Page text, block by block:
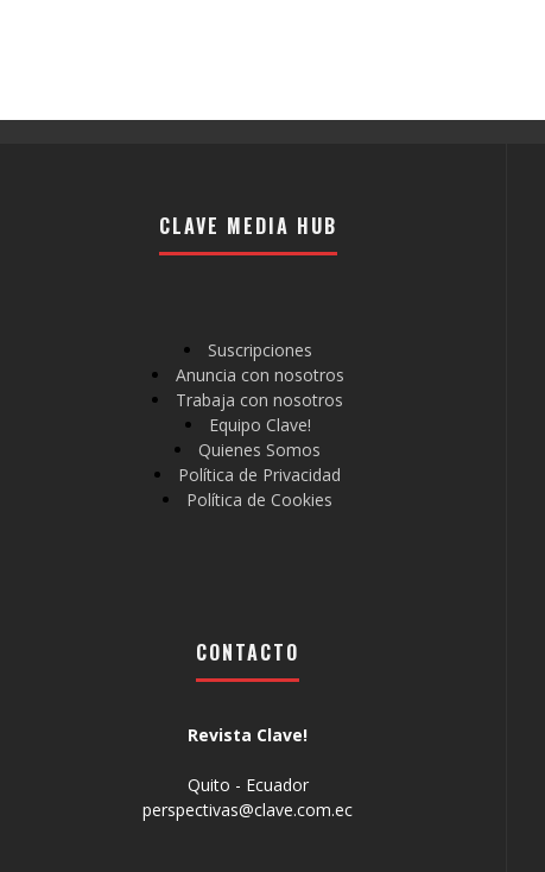
CLAVE MEDIA HUB
Suscripciones
Anuncia con nosotros
Trabaja con nosotros
Equipo Clave!
Quienes Somos
Política de Privacidad
Política de Cookies
CONTACTO
Revista Clave!
Quito - Ecuador
perspectivas@clave.com.ec